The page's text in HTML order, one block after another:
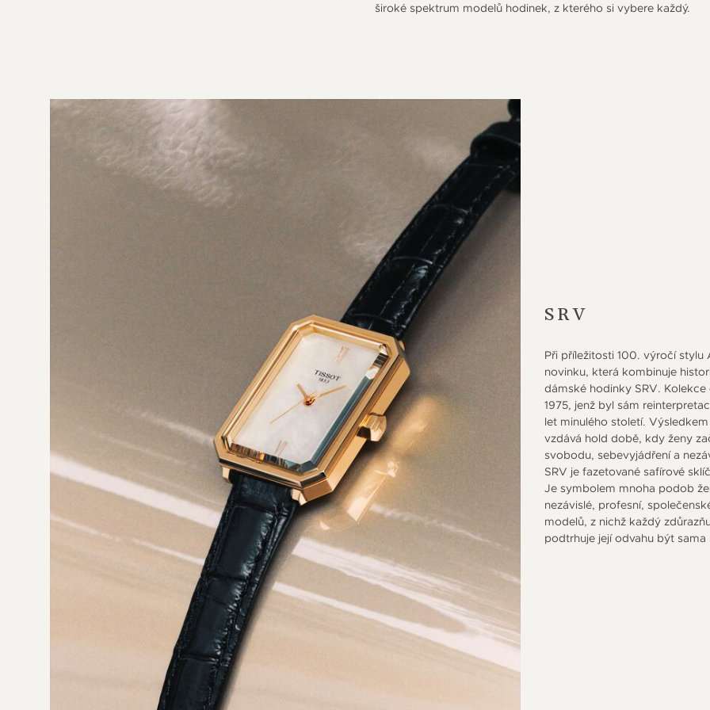
široké spektrum modelů hodinek, z kterého si vybere každý.
SRV
Při příležitosti 100. výročí
novinku, která kombinuje
dámské hodinky SRV.
1975, jenž byl sám
let minulého století.
vzdává hold době, kdy ženy
svobodu, sebevyjádření a
SRV je fazetované safírové
Je symbolem mnoha podob
nezávislé, profesní,
modelů, z nichž každý
podtrhuje její odvahu být sama